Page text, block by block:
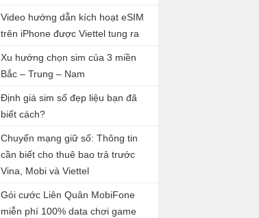
Video hướng dẫn kích hoạt eSIM
trên iPhone được Viettel tung ra
Xu hướng chọn sim của 3 miền
Bắc – Trung – Nam
Định giá sim số đẹp liệu bạn đã
biết cách?
Chuyển mạng giữ số: Thông tin
cần biết cho thuê bao trả trước
Vina, Mobi và Viettel
Gói cước Liên Quân MobiFone
miễn phí 100% data chơi game